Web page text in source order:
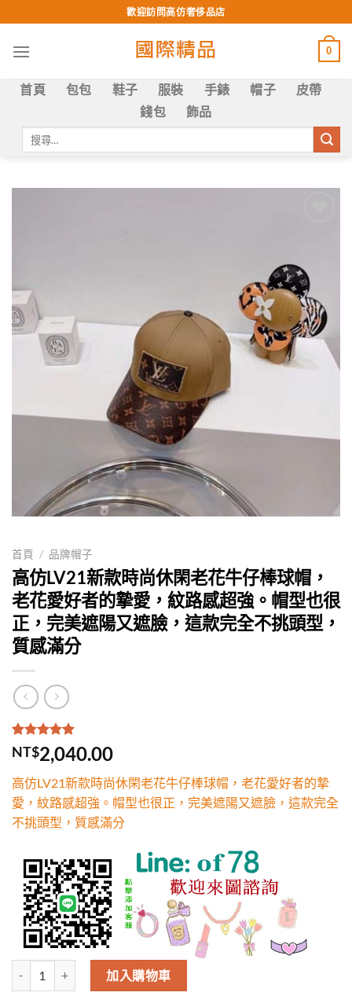
to
content
歡迎訪問高仿奢侈品店
0
首頁 包包 鞋子 服裝 手錶 帽子
皮帶
錢包
飾品
首頁 / 品牌帽子
高仿LV21新款時尚休閑老花牛仔棒球帽，
老花愛好者的摯愛，紋路感超強。帽型也很
正，完美遮陽又遮臉，這款完全不挑頭型，
質感滿分
評分5.00 /
5，已有
1
位
分
NT$2,040.00
高仿LV21新款時尚休閑老花牛仔棒球帽，老花愛好者的摯
愛，紋路感超強。帽型也很正，完美遮陽又遮臉，這款完全
不挑頭型，質感滿分
高仿LV21新款時尚休閑老花牛仔棒球帽，老花愛好者的摯愛，紋路
加入購物車